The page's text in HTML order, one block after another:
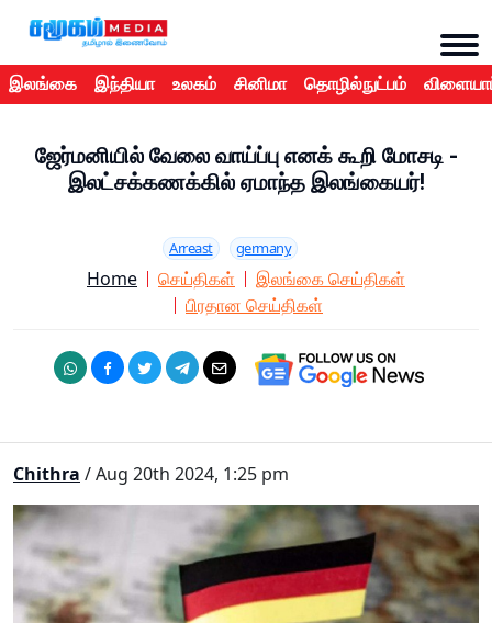
இலங்கை இந்தியா உலகம் சினிமா தொழில்நுட்பம்
ஜேர்மனியில் வேலை வாய்ப்பு எனக் கூறி மோசடி -
இலட்சக்கணக்கில் ஏமாந்த இலங்கையர்!
Arreast germany
Home செய்திகள்
இலங்கை செய்திகள்
பிரதான செய்திகள்
Chithra / Aug 20th 2024, 1:25 pm